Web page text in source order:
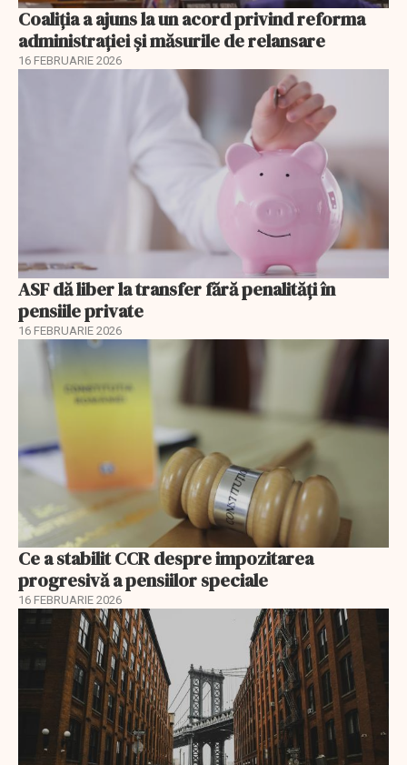
Coaliția a ajuns la un acord privind reforma
administrației și măsurile de relansare
16 FEBRUARIE 2026
ASF dă liber la transfer fără penalități în
pensiile private
16 FEBRUARIE 2026
Ce a stabilit CCR despre impozitarea
progresivă a pensiilor speciale
16 FEBRUARIE 2026